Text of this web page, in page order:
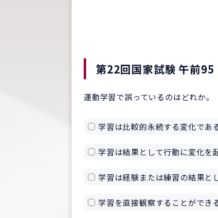
第22回国家試験 午前95
運動学習で誤っているのはどれか。
学習は比較的永続する変化であ
学習は結果として行動に変化を
学習は経験または練習の結果と
学習を直接観察することができ